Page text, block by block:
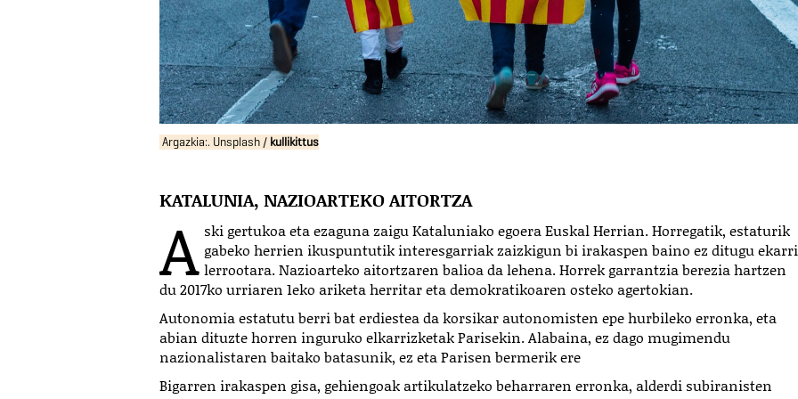
Argazkia:. Unsplash / kullikittus
KATALUNIA, NAZIOARTEKO AITORTZA
A ski gertukoa eta ezaguna zaigu Kataluniako egoera Euskal Herrian. Horregatik, estaturik
gabeko herrien ikuspuntutik interesgarriak zaizkigun bi irakaspen baino ez ditugu ekarri
lerrootara. Nazioarteko aitortzaren balioa da lehena. Horrek garrantzia berezia hartzen
du 2017ko urriaren 1eko ariketa herritar eta demokratikoaren osteko agertokian.
Autonomia estatutu berri bat erdiestea da korsikar autonomisten epe hurbileko erronka, eta
abian dituzte horren inguruko elkarrizketak Parisekin. Alabaina, ez dago mugimendu
nazionalistaren baitako batasunik, ez eta Parisen bermerik ere
Bigarren irakaspen gisa, gehiengoak artikulatzeko beharraren erronka, alderdi subiranisten